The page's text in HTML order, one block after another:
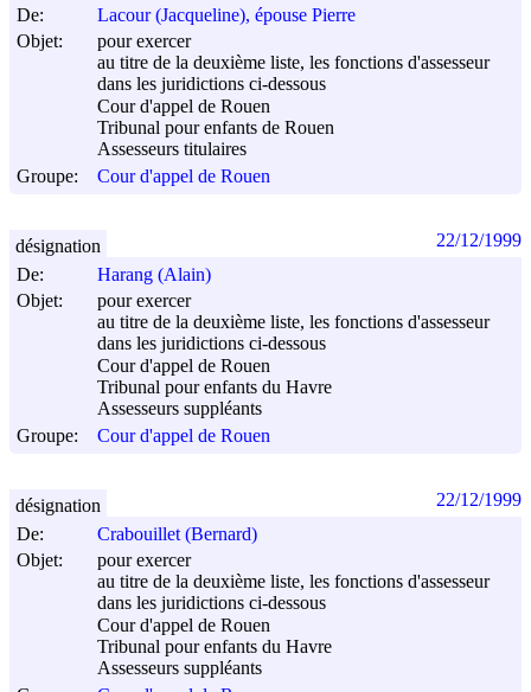
De:
Lacour (Jacqueline), épouse Pierre
Objet:
pour exercer
au titre de la deuxième liste, les fonctions d'assesseur
dans les juridictions ci-dessous
Cour d'appel de Rouen
Tribunal pour enfants de Rouen
Assesseurs titulaires
Groupe:
Cour d'appel de Rouen
De:
Harang (Alain)
Objet:
pour exercer
au titre de la deuxième liste, les fonctions d'assesseur
dans les juridictions ci-dessous
Cour d'appel de Rouen
Tribunal pour enfants du Havre
Assesseurs suppléants
Groupe:
Cour d'appel de Rouen
désignation 22/12/1999
De:
Crabouillet (Bernard)
Objet:
pour exercer
au titre de la deuxième liste, les fonctions d'assesseur
dans les juridictions ci-dessous
Cour d'appel de Rouen
Tribunal pour enfants du Havre
Assesseurs suppléants
désignation 22/12/1999